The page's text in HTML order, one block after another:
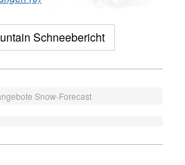
Schneebericht
Snow-Forecast